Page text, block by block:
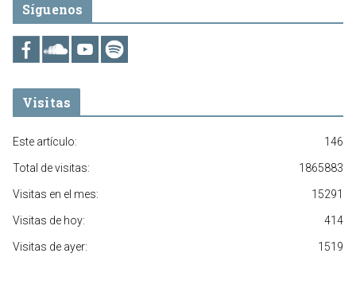
Síguenos
Visitas
146
Este artículo:
1865883
Total de visitas:
15291
Visitas en el mes:
414
Visitas de hoy:
1519
Visitas de ayer: